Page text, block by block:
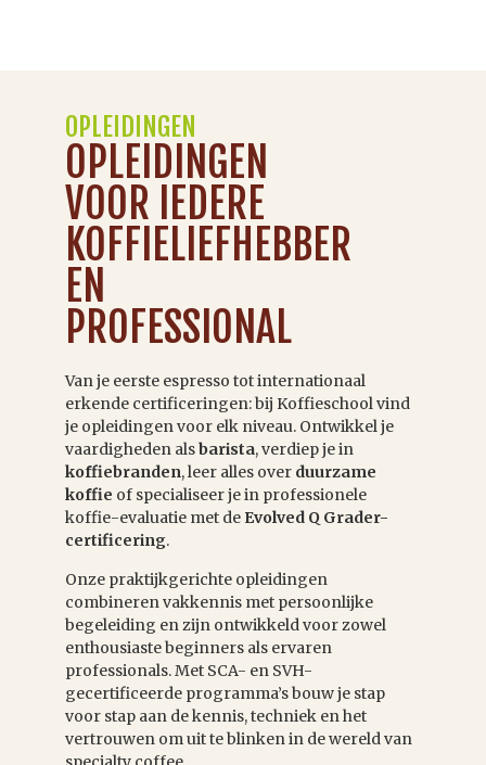
OPLEIDINGEN
OPLEIDINGEN
VOOR IEDERE
KOFFIELIEFHEBBER
EN
PROFESSIONAL
Van je eerste espresso tot internationaal
erkende certificeringen: bij Koffieschool vind
je opleidingen voor elk niveau. Ontwikkel je
vaardigheden alsbarista, verdiep je in
koffiebranden, leer alles over duurzame
koffie of specialiseer je in professionele
koffie-evaluatie met de Evolved Q Grader-
certificering.
Onze praktijkgerichte opleidingen
combineren vakkennis met persoonlijke
begeleiding en zijn ontwikkeld voor zowel
enthousiaste beginners als ervaren
professionals. Met SCA- en SVH-
gecertificeerde programma’s bouw je stap
voor stap aan de kennis, techniek en het
vertrouwen om uit te blinken in de wereld van